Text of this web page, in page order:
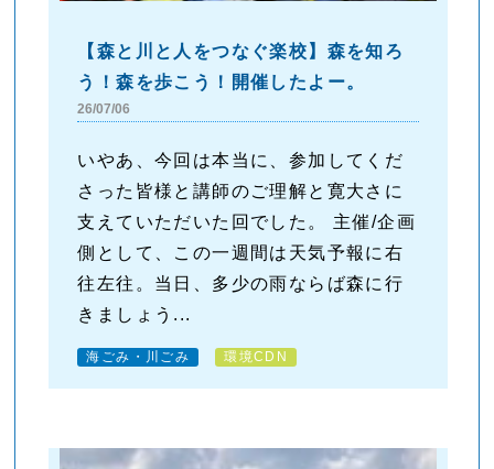
【森と川と人をつなぐ楽校】森を知ろ
う！森を歩こう！開催したよー。
26/07/06
いやあ、今回は本当に、参加してくだ
さった皆様と講師のご理解と寛大さに
支えていただいた回でした。 主催/企画
側として、この一週間は天気予報に右
往左往。当日、多少の雨ならば森に行
きましょう...
海ごみ・川ごみ 環境CDN